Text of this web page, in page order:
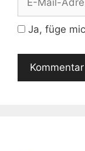
Adresse
Ja, füge